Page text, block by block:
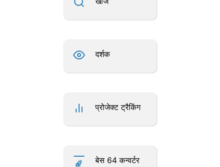
दर्शक
प्रोजेक्ट ट्रैकिंग
बेस 64 कन्वर्टर